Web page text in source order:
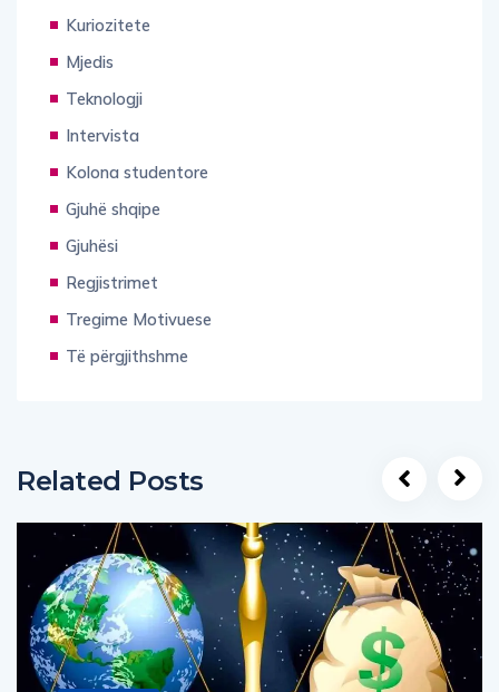
Kuriozitete
Mjedis
Teknologji
Intervista
Kolona studentore
Gjuhë shqipe
Gjuhësi
Regjistrimet
Tregime Motivuese
Të përgjithshme
Related Posts